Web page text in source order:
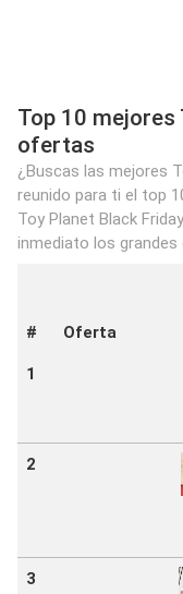
Top 10 mejores
ofertas
¿Buscas las mejores
reunido para ti el top
Toy Planet Black
inmediato los
# Oferta
1
2
3